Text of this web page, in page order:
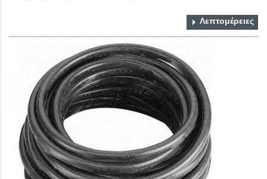
Λεπτομέρειες